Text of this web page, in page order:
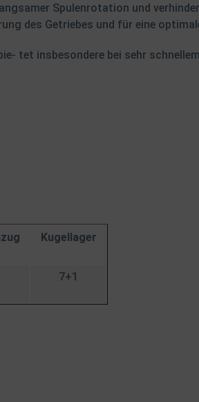
Spulenrotation und
des Getriebes und für eine
tet insbesondere bei sehr
Kugellager
7+1